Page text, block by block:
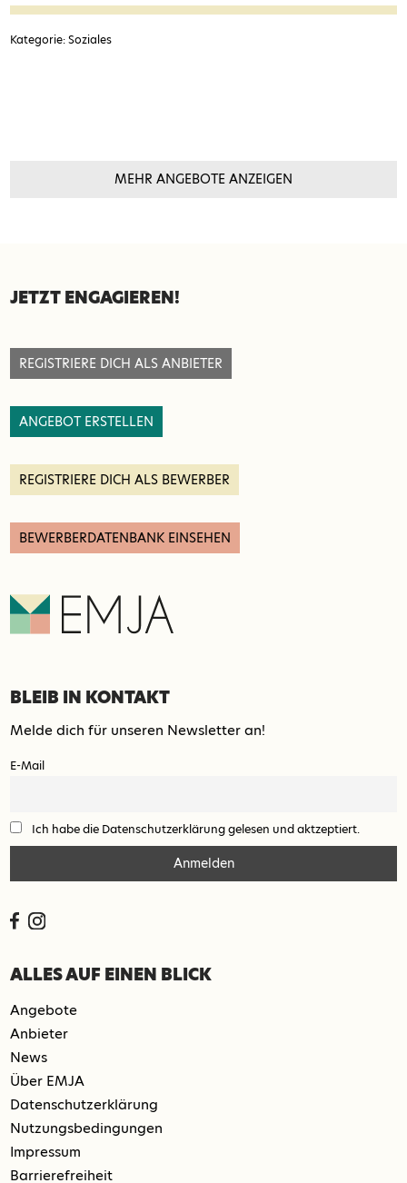
Kategorie: Soziales
MEHR ANGEBOTE ANZEIGEN
SEITENFUSS
BLEIB IN KONTAKT
Melde dich für unseren Newsletter an!
E-Mail
Ich habe die Datenschutzerklärung gelesen und aktzeptiert.
ALLES AUF EINEN BLICK
Angebote
Anbieter
News
Über EMJA
Datenschutzerklärung
Nutzungsbedingungen
Impressum
Barrierefreiheit
JETZT ENGAGIEREN!
REGISTRIERE DICH ALS ANBIETER
ANGEBOT ERSTELLEN
REGISTRIERE DICH ALS BEWERBER
BEWERBERDATENBANK EINSEHEN